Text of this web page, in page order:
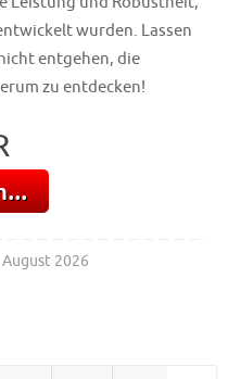
wurden. Lassen
entgehen, die
zu entdecken!
August 2026